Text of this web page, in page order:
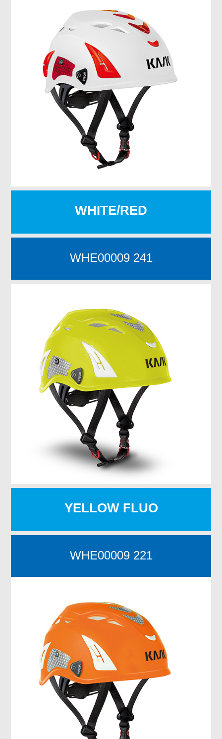
WHITE/RED
WHE00009 241
YELLOW FLUO
WHE00009 221